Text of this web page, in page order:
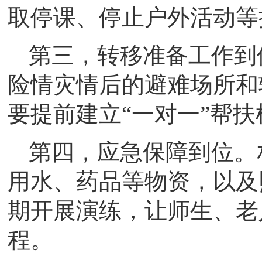
取停课、停止户外活动
第三，转移准备工作
险情灾情后的避难场所
要提前建立“一对一”帮
第四，应急保障到位
用水、药品等物资，以
期开展演练，让师生、
程。